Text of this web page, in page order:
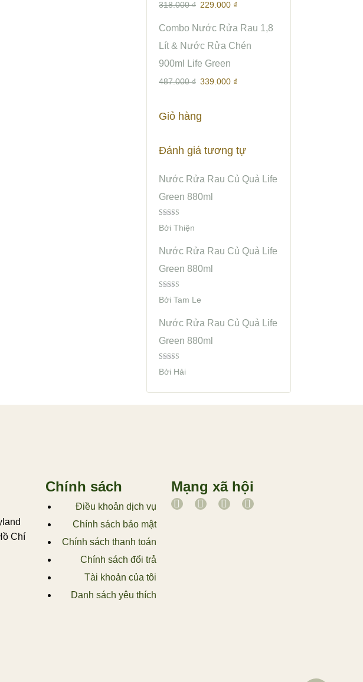
318.000₫ 229.000 ₫
Combo Nước Rửa Rau 1,8
Lít & Nước Rửa Chén
900ml Life Green
487.000₫ 339.000 ₫
Giỏ hàng
Đánh giá tương tự
Nước Rửa Rau Củ Quả Life
Green 880ml
Được Xếp
Hạng45
Bởi Thiện
Nước Rửa Rau Củ Quả Life
Green 880ml
Được Xếp
Hạng5 5
Bởi Tam Le
Nước Rửa Rau Củ Quả Life
Green 880ml
Được
Xếp
Bởi Hải
Chí
Chính sách
Điều khoản dịch vụ
Chính sách bảo mật
Chính sách thanh toán
Chính sách đổi trả
Tài khoản của tôi
Danh sách yêu thích
Mạng xã hội